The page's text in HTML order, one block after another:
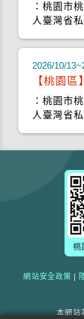
：桃園市
人臺灣省
2026/10/
【桃園
：桃園市
人臺灣省
網站安全政策
本網站